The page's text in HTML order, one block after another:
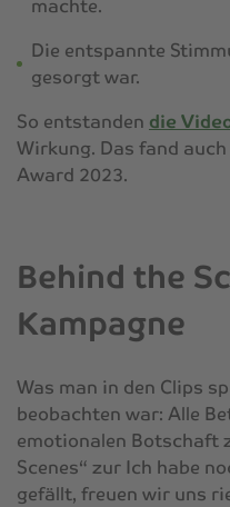
machte.
Die entspannte
gesorgt war.
So entstanden die
Wirkung. Das fand
Award 2023.
Behind the
Kampagne
Was man in den Clips
beobachten war: Alle
emotionalen Botschaft
Scenes“ zur Ich habe
gefällt, freuen wir uns